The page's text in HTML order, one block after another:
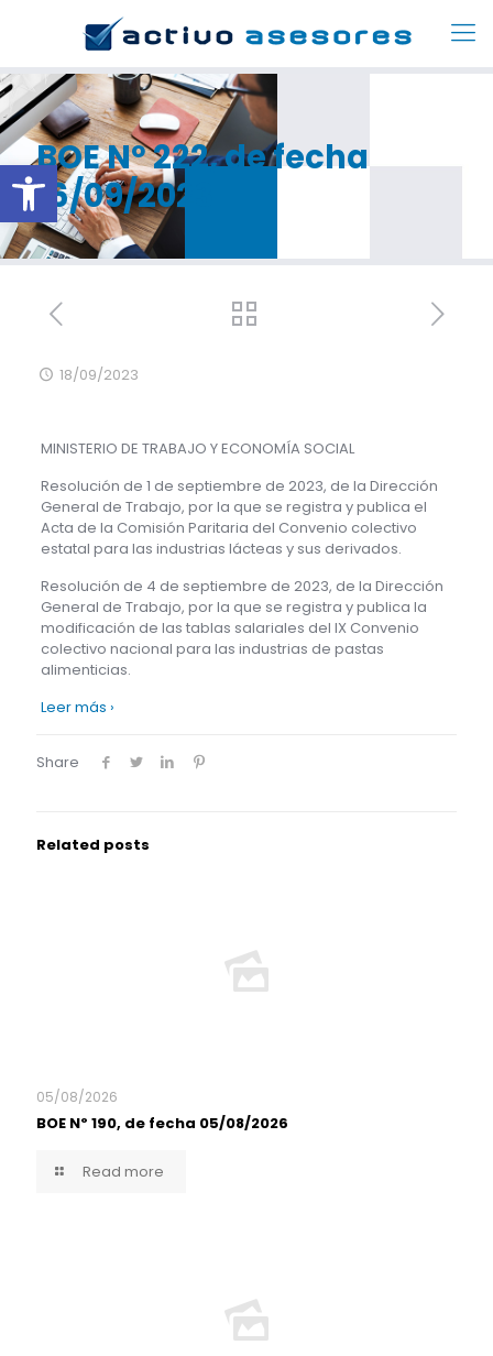
Abrir barra de herramientas
BOE Nº 222, de fecha
16/09/2023
18/09/2023
MINISTERIO DE TRABAJO Y ECONOMÍA SOCIAL
Resolución de 1 de septiembre de 2023, de la Dirección
General de Trabajo, por la que se registra y publica el
Acta de la Comisión Paritaria del Convenio colectivo
estatal para las industrias lácteas y sus derivados.
Resolución de 4 de septiembre de 2023, de la Dirección
General de Trabajo, por la que se registra y publica la
modificación de las tablas salariales del IX Convenio
colectivo nacional para las industrias de pastas
alimenticias.
Leer más ›
Share
Related posts
05/08/2026
BOE Nº 190, de fecha 05/08/2026
Read more